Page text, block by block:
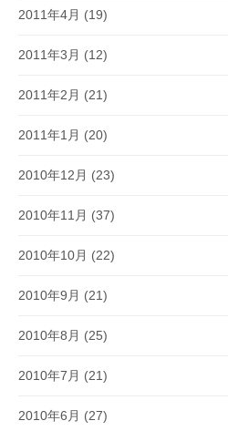
2011年4月 (19)
2011年3月 (12)
2011年2月 (21)
2011年1月 (20)
2010年12月 (23)
2010年11月 (37)
2010年10月 (22)
2010年9月 (21)
2010年8月 (25)
2010年7月 (21)
2010年6月 (27)